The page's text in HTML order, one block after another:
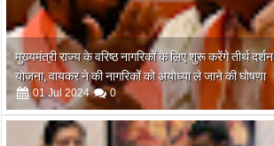
मुख्यमंत्री राज्य के वरिष्ठ नागरिकों के लिए शुरू करेंगे तीर्थ दर्शन
योजना, वायकर ने की नागरिकों को अयोध्या ले जाने की घोषणा
01 Jul 2024 0